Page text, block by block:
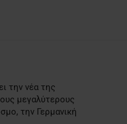
την νέα της
μεγαλύτερους
την Γερμανική